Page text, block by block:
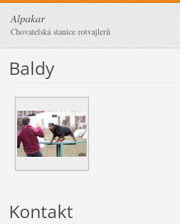
Alpakar
Chovatelská stanice rotvajlerů
Baldy
Kontakt